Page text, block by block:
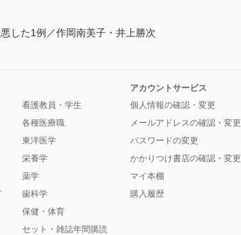
した1例／作岡南美子・井上勝次
看護教員・学生
各種医療職
東洋医学
栄養学
薬学
歯科学
保健・体育
セット・雑誌年間購読
アカウントサービス
個人情報の確認・変更
メールアドレスの確認・変更
パスワードの変更
かかりつけ書店の確認・変更
マイ本棚
購入履歴